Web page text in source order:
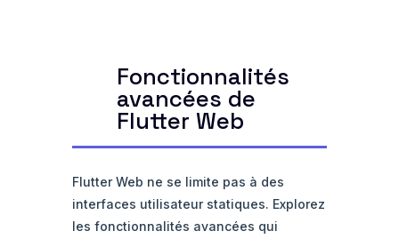
Fonctionnalités
avancées de
Flutter Web
Flutter Web ne se limite pas à des
interfaces utilisateur statiques. Explorez
les fonctionnalités avancées qui